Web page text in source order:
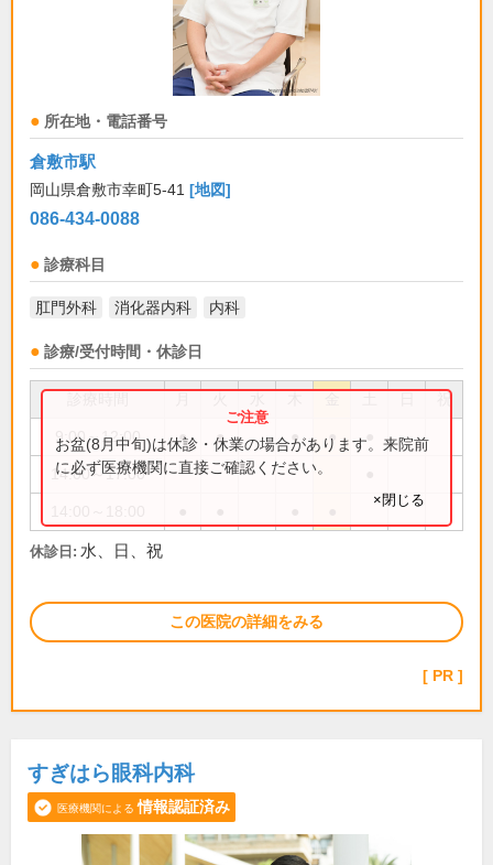
所在地・電話番号
倉敷市駅
岡山県倉敷市幸町5-41 [地図]
086-434-0088
診療科目
肛門外科 消化器内科 内科
診療/受付時間・休診日
祝
9:00～12:00 ● ● ● ● ●
14:00～17:00
お盆(8月中旬)は休診・休業の場合があります。来院前
に必ず医療機関に直接ご確認ください。
×閉じる
休診日: 水、日、祝
この医院の詳細をみる
PR
すぎはら眼科内科
医療機関による 情報認証済み